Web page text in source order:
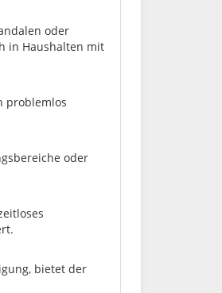
oder
in Haushalten mit
problemlos
oder
bietet der